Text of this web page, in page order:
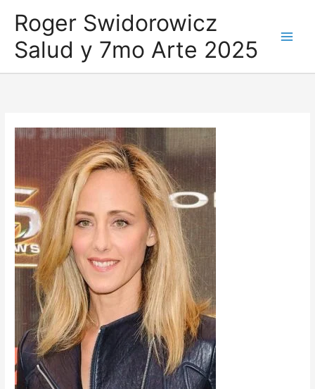
contenido
Roger Swidorowicz
Salud y 7mo Arte 2025